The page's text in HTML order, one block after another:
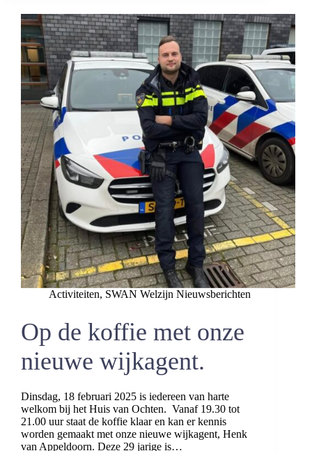
Soependag!
Activiteiten, SWAN Welzijn Nieuwsberichten
Op de koffie met onze
nieuwe wijkagent.
Dinsdag, 18 februari 2025 is iedereen van harte
welkom bij het Huis van Ochten. Vanaf 19.30 tot
21.00 uur staat de koffie klaar en kan er kennis
worden gemaakt met onze nieuwe wijkagent, Henk
van Appeldoorn. Deze 29 jarige is…